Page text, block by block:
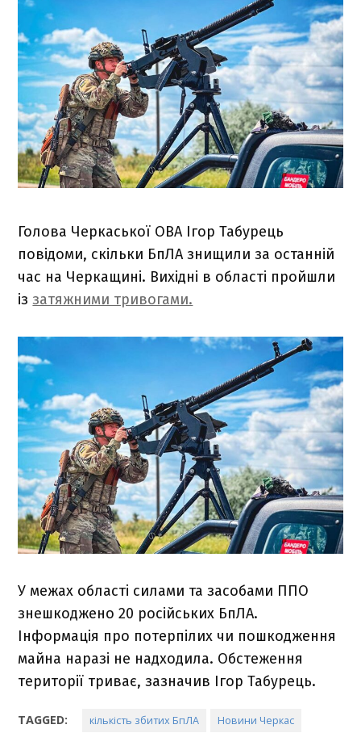
Голова Черкаської ОВА Ігор Табурець
повідоми, скільки БпЛА знищили за останній
час на Черкащині. Вихідні в області пройшли
іззатяжними тривогами.
У межах області силами та засобами ППО
знешкоджено 20 російських БпЛА.
Інформація про потерпілих чи пошкодження
майна наразі не надходила. Обстеження
території триває, зазначив Ігор Табурець.
TAGGED: кількість збитих БпЛА Новини Черкас